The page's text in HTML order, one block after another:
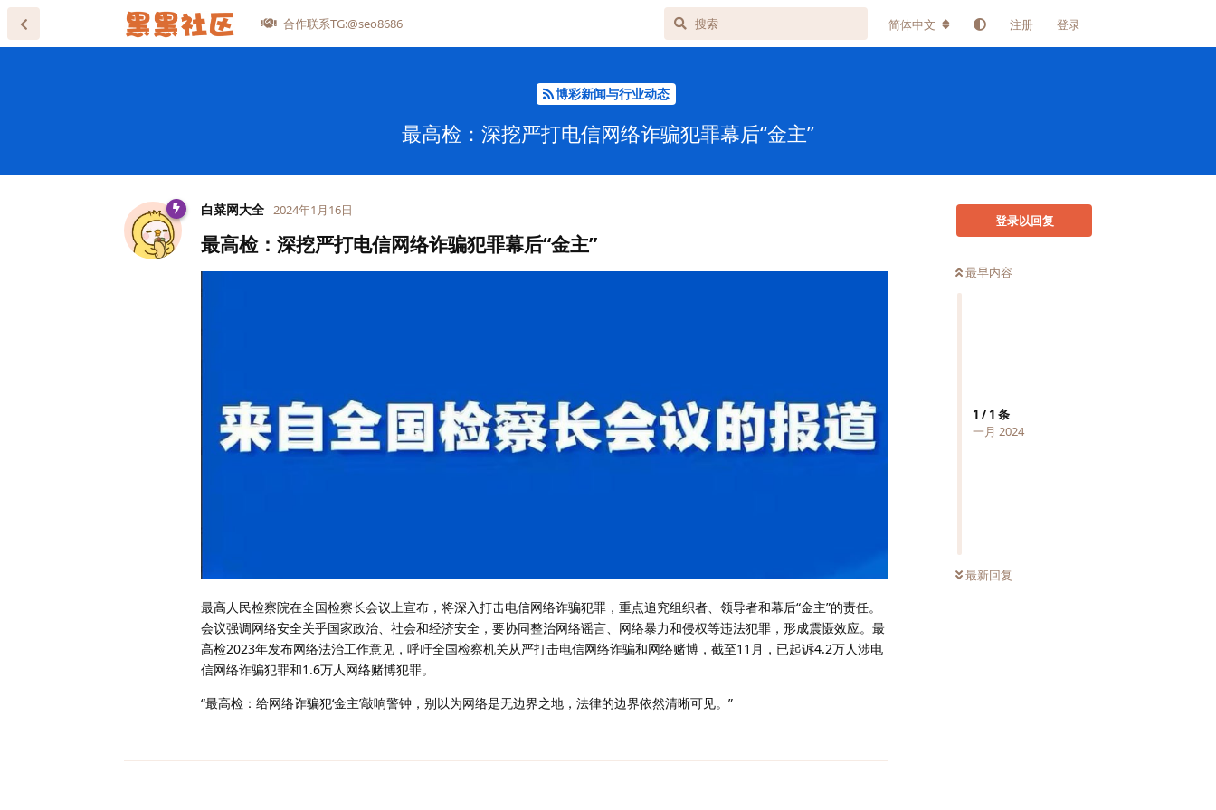
合作联系TG:@seo8686 简体中文 注册 登录
博彩新闻与行业动态
最高检：深挖严打电信网络诈骗犯罪幕后“金主”
登录以回复
最早内容
1 /1 条
一月 2024
最新回复
白菜网大全 2024年1月16日
最高检：深挖严打电信网络诈骗犯罪幕后“金主”
最高人民检察院在全国检察长会议上宣布，将深入打击电信网络诈骗犯罪，重点追究组织者、领导者和幕后“金主”的责任。
会议强调网络安全关乎国家政治、社会和经济安全，要协同整治网络谣言、网络暴力和侵权等违法犯罪，形成震慑效应。最
高检2023年发布网络法治工作意见，呼吁全国检察机关从严打击电信网络诈骗和网络赌博，截至11月，已起诉4.2万人涉电
信网络诈骗犯罪和1.6万人网络赌博犯罪。
“最高检：给网络诈骗犯‘金主’敲响警钟，别以为网络是无边界之地，法律的边界依然清晰可见。”